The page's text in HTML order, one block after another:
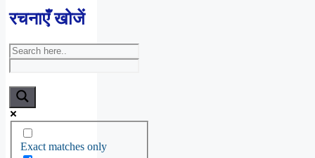
रचनाएँ खोजें
Exact matches only